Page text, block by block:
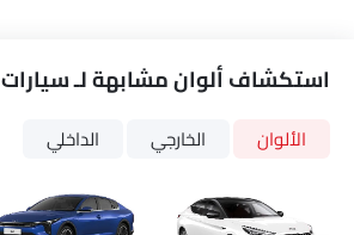
استكشاف ألوان مشابهة لـ سيارات
الألوان الخارجي الداخلي